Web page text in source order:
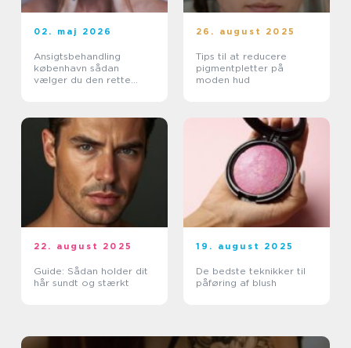
02. maj 2026
Ansigtsbehandling
københavn sådan
vælger du den rette
26. august 2025
Tips til at reducere
pigmentpletter på
moden hud
22. august 2025
Guide: Sådan holder dit
hår sundt og stærkt
19. august 2025
De bedste teknikker til
påføring af blush